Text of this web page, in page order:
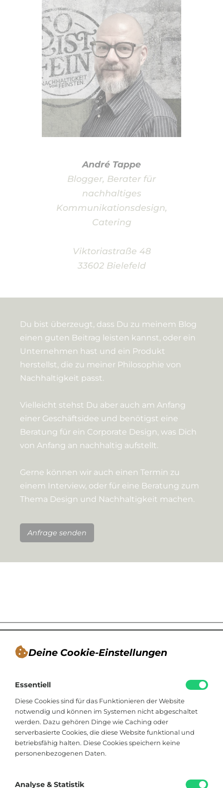
Deine Cookie-Einstellungen
Essentiell
Diese Cookies sind für das Funktionieren der Website
notwendig und können im Systemen nicht abgeschaltet
werden. Dazu gehören Dinge wie Caching oder
serverbasierte Cookies, die diese Website funktional und
betriebsfähig halten. Diese Cookies speichern keine
personenbezogenen Daten.
Analyse & Statistik
André Tappe
Blogger, Berater für
nachhaltiges
Kommunikationsdesign,
Catering
Viktoriastraße 48
33602 Bielefeld
Du bist überzeugt, dass Du zu meinem Blog
einen guten Beitrag leisten kannst, oder ein
Unternehmen hast und ein Produkt
herstellst, die zu meiner Philosophie von
Nachhaltigkeit passt.
Vielleicht stehst Du aber auch am Anfang
einer Geschäftsidee und benötigst eine
Beratung für ein Corporate Design, was Dich
von Anfang an nachhaltig aufstellt.
Gerne können wir auch einen Termin zu
einem Interview, oder für eine Beratung zum
Thema Design und Nachhaltigkeit machen.
Anfrage senden
Blogger, Berater für nachhaltiges
Kommunikationsdesign, Catering
Viktoriastraße 48
33602 Bielefeld
hallo@soistfein.de